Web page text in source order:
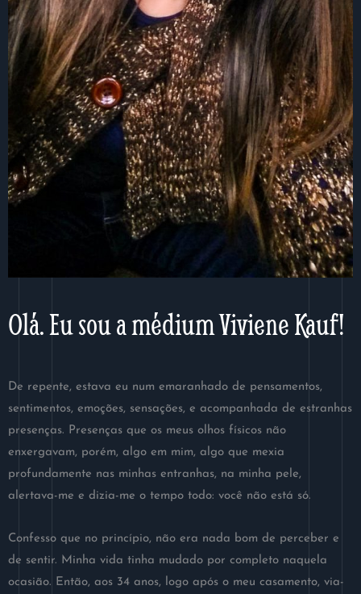
Olá. Eu sou a médium Viviene Kauf!
De repente, estava eu num emaranhado de pensamentos,
sentimentos, emoções, sensações, e acompanhada de estranhas
presenças. Presenças que os meus olhos físicos não
enxergavam, porém, algo em mim, algo que mexia
profundamente nas minhas entranhas, na minha pele,
alertava-me e dizia-me o tempo todo: você não está só.
Confesso que no princípio, não era nada bom de perceber e
de sentir. Minha vida tinha mudado por completo naquela
ocasião. Então, aos 34 anos, logo após o meu casamento, via-